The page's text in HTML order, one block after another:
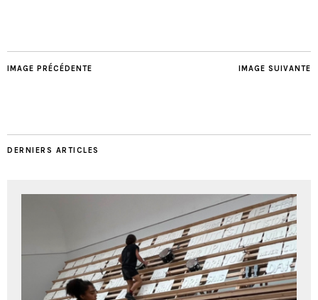
IMAGE SUIVANTE
IMAGE PRÉCÉDENTE
DERNIERS ARTICLES